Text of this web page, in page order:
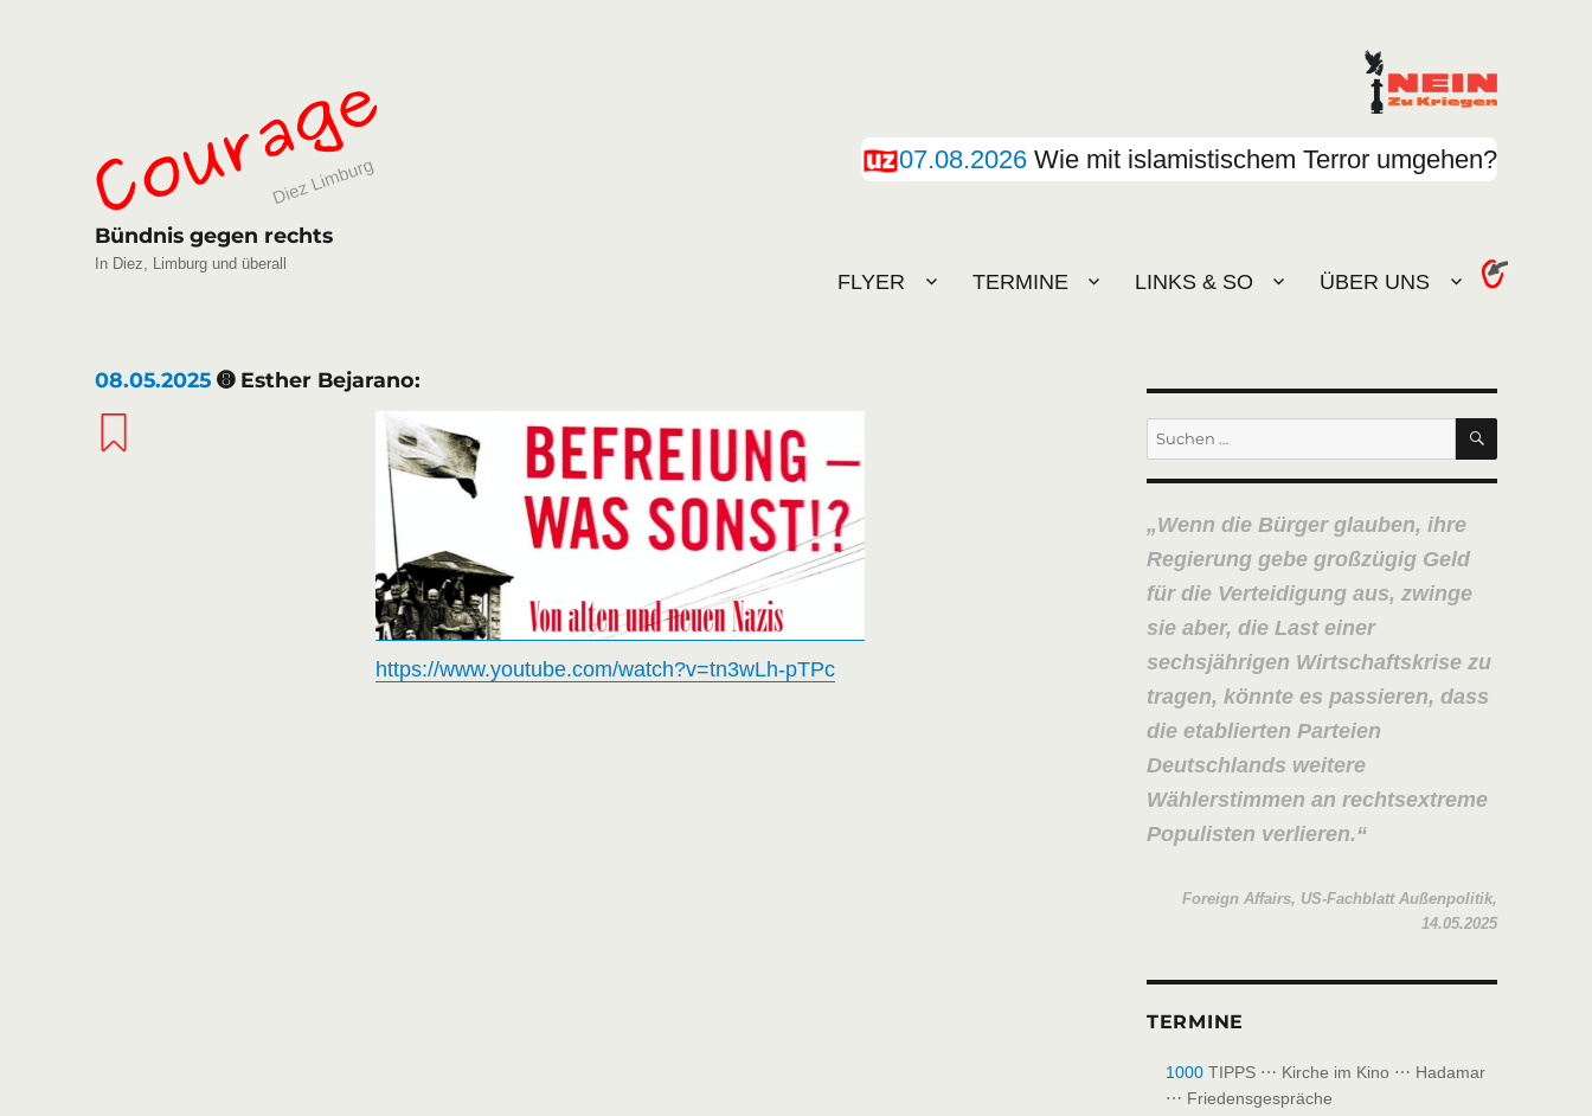
Bündnis gegen rechts
In Diez, Limburg und überall
07.08.2026Wie mit islamistischem Terror umgehen?
FLYER TERMINE LINKS & SO ÜBER UNS
08.05.2025 ➑ Esther Bejarano:
https://www.youtube.com/watch?v=tn3wLh-pTPc
Suchen
SUCHEN
Wenn die Bürger glauben, ihre
Regierung gebe großzügig Geld
für die Verteidigung aus, zwinge
sie aber, die Last einer
sechsjährigen Wirtschaftskrise zu
tragen, könnte es passieren, dass
die etablierten Parteien
Deutschlands weitere
Wählerstimmen an rechtsextreme
Populisten verlieren.
Foreign Affairs, US-Fachblatt Außenpolitik,
14.05.2025
TERMINE
1000TIPPS ⋯ Kirche im Kino ⋯ Hadamar
⋯ Friedensgespräche